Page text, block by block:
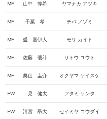
MF 山中 惇希 ヤマナカ アツキ
MF 千葉 希 チバ ノゾミ
MF 盛 嘉伊人 モリ カイト
MF 佐藤 優斗 サトウ ユウト
MF 奥山 圭介 オクヤマ ケイスケ
FW 二見 健太 フタミ ケンタ
FW 清宮 昂大 セイミヤ コウダイ